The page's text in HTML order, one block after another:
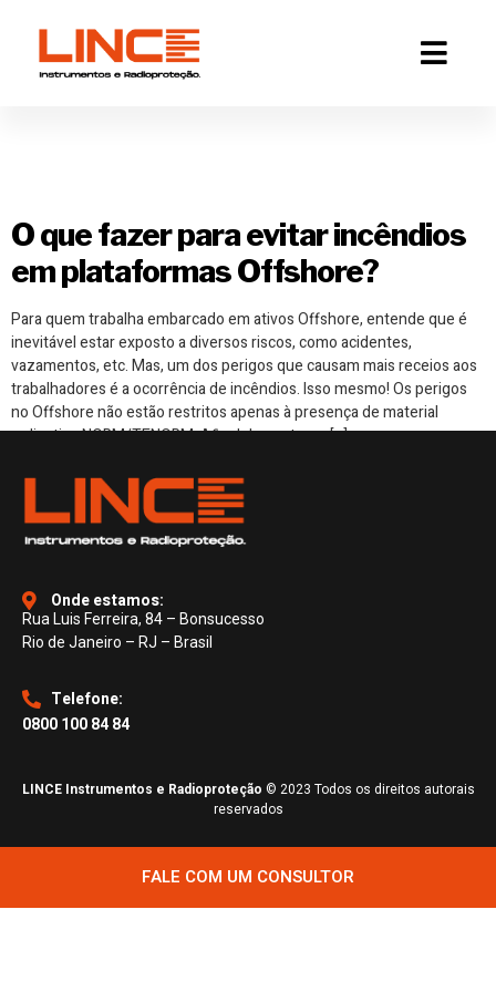
O que fazer para evitar incêndios
em plataformas Offshore?
Para quem trabalha embarcado em ativos Offshore, entende que é
inevitável estar exposto a diversos riscos, como acidentes,
vazamentos, etc. Mas, um dos perigos que causam mais receios aos
trabalhadores é a ocorrência de incêndios. Isso mesmo! Os perigos
no Offshore não estão restritos apenas à presença de material
radioativo NORM/TENORM. Afinal de contas, o […]
Onde estamos:
Rua Luis Ferreira, 84 – Bonsucesso
Rio de Janeiro – RJ – Brasil
Telefone:
0800 100 84 84
LINCE Instrumentos e Radioproteção © 2023 Todos os direitos autorais
reservados
FALE COM UM CONSULTOR